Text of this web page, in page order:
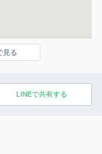
見る
LINEで共有する